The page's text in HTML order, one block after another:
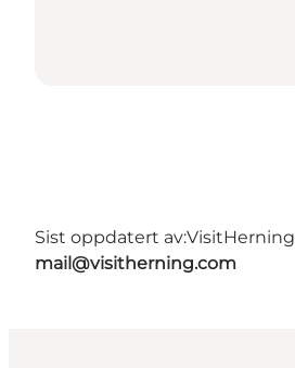
Sist oppdatert av:VisitHerning
mail@visitherning.com